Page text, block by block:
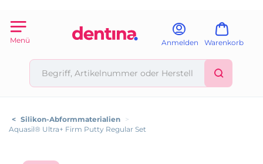
Menü Anmelden Warenkorb
< Silikon-Abformmaterialien >
Aquasil® Ultra+ Firm Putty Regular Set